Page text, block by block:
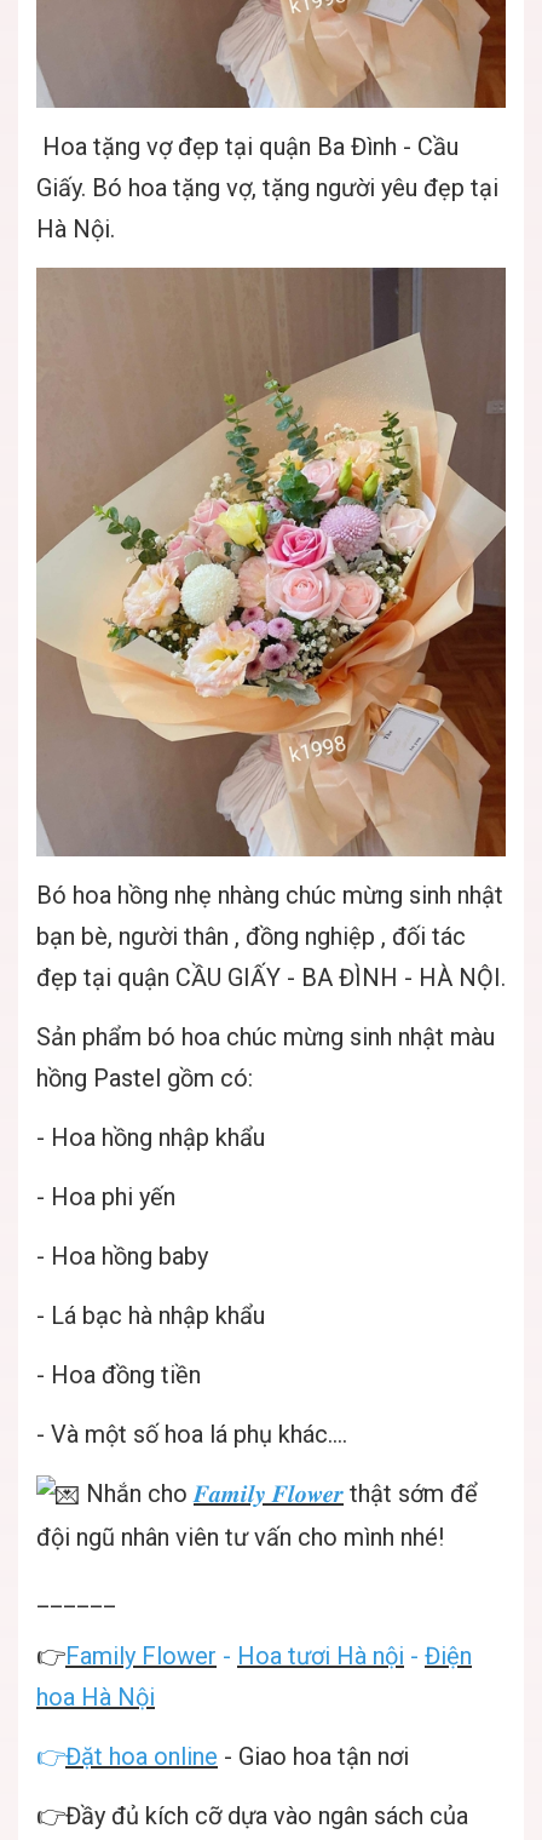
Hoa tặng vợ đẹp tại quận Ba Đình - Cầu
Giấy. Bó hoa tặng vợ, tặng người yêu đẹp tại
Hà Nội.
Bó hoa hồng nhẹ nhàng chúc mừng sinh nhật
bạn bè, người thân , đồng nghiệp , đối tác
đẹp tại quận CẦU GIẤY - BA ĐÌNH - HÀ NỘI.
Sản phẩm bó hoa chúc mừng sinh nhật màu
hồng Pastel gồm có:
- Hoa hồng nhập khẩu
- Hoa phi yến
- Hoa hồng baby
- Lá bạc hà nhập khẩu
- Hoa đồng tiền
- Và một số hoa lá phụ khác....
Nhắn cho𝑭𝒂𝒎𝒊𝒍𝒚 𝑭𝒍𝒐𝒘𝒆𝒓 thật sớm để
đội ngũ nhân viên tư vấn cho mình nhé!
👉Family Flower - Hoa tươi Hà nội - Điện
hoa Hà Nội
👉Đặt hoa online - Giao hoa tận nơi
👉Đầy đủ kích cỡ dựa vào ngân sách của